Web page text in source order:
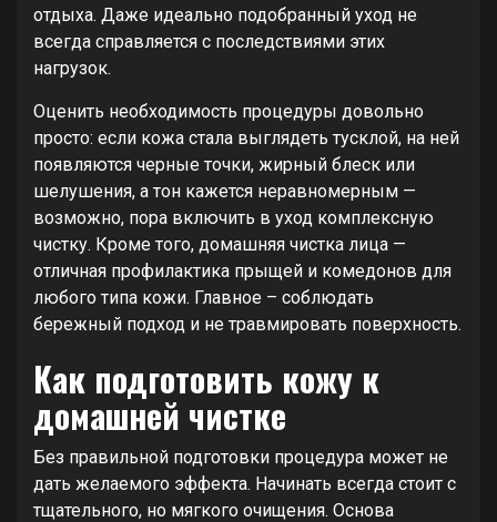
отдыха. Даже идеально подобранный уход не
всегда справляется с последствиями этих
нагрузок.
Оценить необходимость процедуры довольно
просто: если кожа стала выглядеть тусклой, на ней
появляются черные точки, жирный блеск или
шелушения, а тон кажется неравномерным —
возможно, пора включить в уход комплексную
чистку. Кроме того, домашняя чистка лица —
отличная профилактика прыщей и комедонов для
любого типа кожи. Главное – соблюдать
бережный подход и не травмировать поверхность.
Как подготовить кожу к
домашней чистке
Без правильной подготовки процедура может не
дать желаемого эффекта. Начинать всегда стоит с
тщательного, но мягкого очищения. Основа